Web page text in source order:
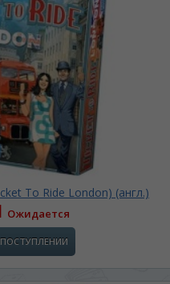
To Ride London) (англ.)
Ожидается